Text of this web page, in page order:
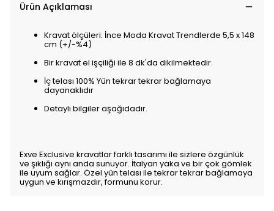
Ürün Açıklaması
Kravat ölçüleri: İnce Moda Kravat Trendlerde 5,5 x 148
cm (+/-%4)
Bir kravat el işçiliği ile 8 dk'da dikilmektedir.
İç telası 100% Yün tekrar tekrar bağlamaya
dayanaklıdır
Detaylı bilgiler aşağıdadır.
Exve Exclusive kravatlar farklı tasarımı ile sizlere özgünlük
ve şıklığı aynı anda sunuyor. İtalyan yaka ve bir çok gömlek
ile uyum sağlar. Özel yün telası ile tekrar tekrar bağlamaya
uygun ve kırışmazdır, formunu korur.